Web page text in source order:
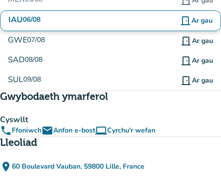
IAU06/08 door_front Ar gau
GWE07/08 door_front Ar gau
SAD08/08 door_front Ar gau
SUL09/08 door_front Ar gau
Gwybodaeth ymarferol
Cyswllt
phone FfoniwchemailAnfon e-bostcomputerCyrchu'r wefan
(tab newydd)
Lleoliad
place 60 Boulevard Vauban, 59800 Lille, France
(agor yn Google Maps)
(tab newydd)